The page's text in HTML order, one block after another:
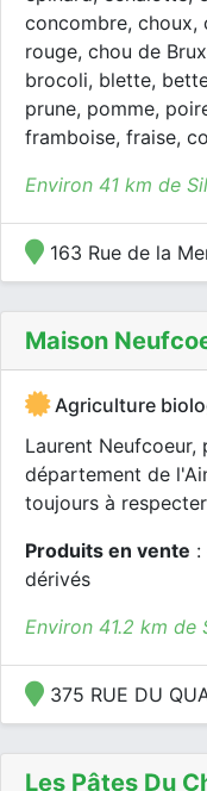
concombre, choux,
rouge, chou de
brocoli, blette,
prune, pomme,
framboise, fraise,
Environ 41 km de
163 Rue de la
Maison
Agriculture
Laurent Neufcoeur,
département de
toujours à
Produits en vente :
dérivés
Environ 41.2 km de
375 RUE DU
Les Pâtes Du